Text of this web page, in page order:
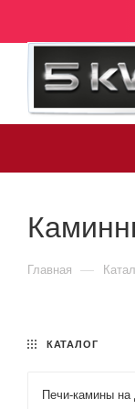
Главная —
КАТАЛОГ
Печи-камины на